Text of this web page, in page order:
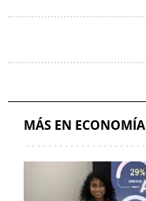
MÁS EN ECONOMÍA